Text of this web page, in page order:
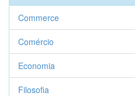
Commerce
Comércio
Economia
Filosofia